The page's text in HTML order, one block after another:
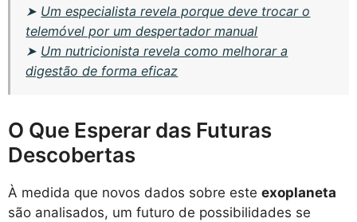
➤ Um especialista revela porque deve trocar o
telemóvel por um despertador manual
➤ Um nutricionista revela como melhorar a
digestão de forma eficaz
O Que Esperar das Futuras
Descobertas
À medida que novos dados sobre este exoplaneta
são analisados, um futuro de possibilidades se